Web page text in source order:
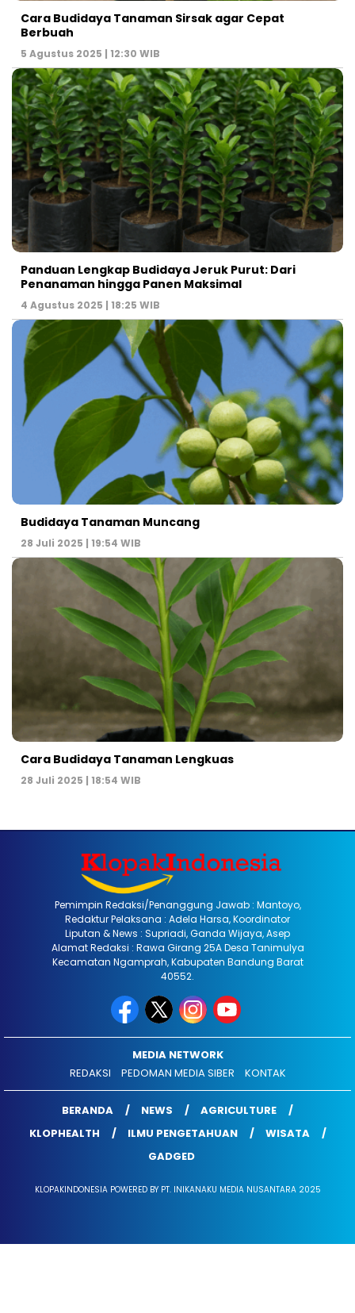
Cara Budidaya Tanaman Sirsak agar Cepat
Berbuah
5 Agustus 2025 | 12:30 WIB
Panduan Lengkap Budidaya Jeruk Purut: Dari
Penanaman hingga Panen Maksimal
4 Agustus 2025 | 18:25 WIB
Budidaya Tanaman Muncang
28 Juli 2025 | 19:54 WIB
Cara Budidaya Tanaman Lengkuas
28 Juli 2025 | 18:54 WIB
Pemimpin Redaksi/Penanggung Jawab : Mantoyo,
Redaktur Pelaksana : Adela Harsa, Koordinator
Liputan & News : Supriadi, Ganda Wijaya, Asep
Alamat Redaksi : Rawa Girang 25A Desa Tanimulya
Kecamatan Ngamprah, Kabupaten Bandung Barat
40552.
MEDIA NETWORK
REDAKSI
PEDOMAN MEDIA SIBER KONTAK
BERANDA NEWS
AGRICULTURE
KLOPHEALTH
ILMU PENGETAHUAN
WISATA
GADGED
KLOPAKINDONESIA POWERED BY PT. INIKANAKU MEDIA NUSANTARA 2025